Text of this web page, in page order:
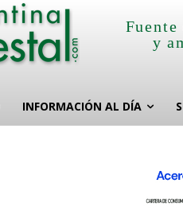
y
INFORMACIÓN AL DÍA